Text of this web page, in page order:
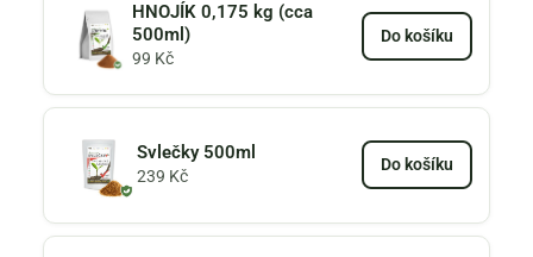
HNOJÍK 0,175 kg (cca
500ml)
99 Kč
Do košíku
Svlečky 500ml
239 Kč
Do košíku